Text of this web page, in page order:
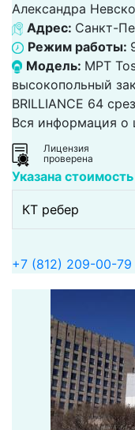
Александра
Адрес: Санкт-
Режим работы:
Модель: МРТ
высокопольный
BRILLIANCE 64
Вся информация о
Лицензия
проверена
Указана
КТ ребер
+7 (812) 209-00-79